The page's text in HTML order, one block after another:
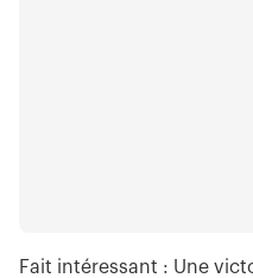
Fait intéressant : Une